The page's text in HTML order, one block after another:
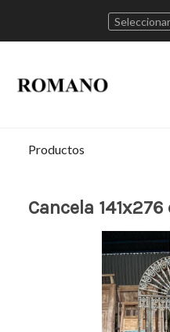
Productos
Cancela 141x276